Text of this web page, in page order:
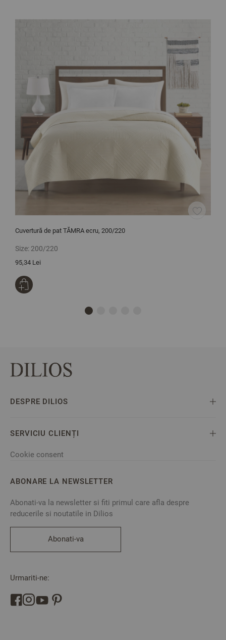
Cuvertură de pat TĂMRA ecru, 200/220
Size: 200/220
95,34 Lei
DESPRE DILIOS
SERVICIU CLIENȚI
Cookie consent
ABONARE LA NEWSLETTER
Abonati-va la newsletter si fiti primul care afla despre
reducerile si noutatile in Dilios
Abonati-va
Urmariti-ne: